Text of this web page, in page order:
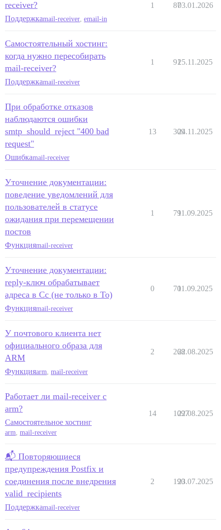
receiver?
Поддержкаmail-receiver email-in
1 8703.01.2026
Самостоятельный хостинг:
когда нужно пересобирать
mail-receiver?
Поддержкаmail-receiver
1 9125.11.2025
При обработке отказов
наблюдаются ошибки
smtp_should_reject "400 bad
request"
Ошибкаmail-receiver
13 309
24.11.2025
Уточнение документации:
поведение уведомлений для
пользователей в статусе
ожидания при перемещении
постов
Функцияmail-receiver
1 7911.09.2025
Уточнение документации:
reply-ключ обрабатывает
адреса в Cc (не только в To)
Функцияmail-receiver
0 7011.09.2025
У почтового клиента нет
официального образа для
ARM
Функцияarm mail-receiver
2 268
22.08.2025
Работает ли mail-receiver с
arm?
Самостоятельное хостинг
arm, mail-receiver
14 1097
22.08.2025
📬 Повторяющиеся
предупреждения Postfix и
соединения после внедрения
valid_recipients
Поддержкаmail-receiver
2 190
23.07.2025